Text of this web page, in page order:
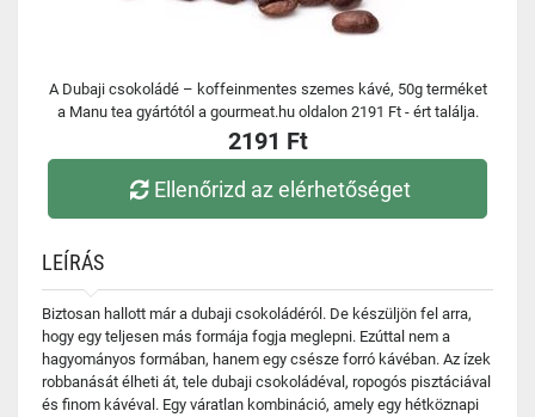
A Dubaji csokoládé – koffeinmentes szemes kávé, 50g terméket
a Manu tea gyártótól a gourmeat.hu oldalon 2191 Ft - ért találja.
2191 Ft
Ellenőrizd az elérhetőséget
LEÍRÁS
Biztosan hallott már a dubaji csokoládéról. De készüljön fel arra,
hogy egy teljesen más formája fogja meglepni. Ezúttal nem a
hagyományos formában, hanem egy csésze forró kávéban. Az ízek
robbanását élheti át, tele dubaji csokoládéval, ropogós pisztáciával
és finom kávéval. Egy váratlan kombináció, amely egy hétköznapi